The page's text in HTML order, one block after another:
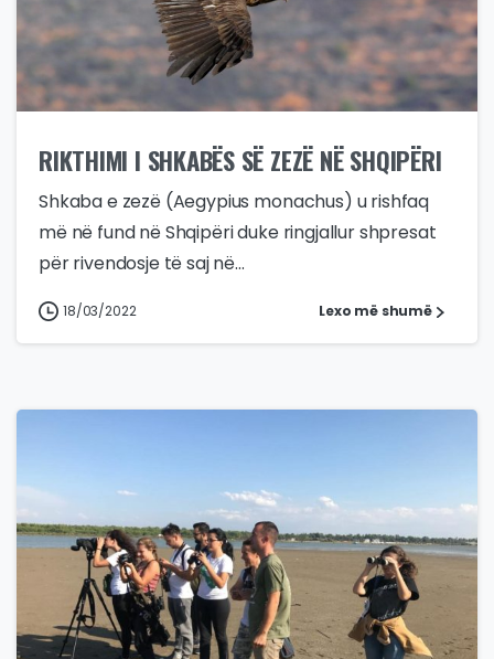
RIKTHIMI I SHKABËS SË ZEZË NË SHQIPËRI
Shkaba e zezë (Aegypius monachus) u rishfaq
më në fund në Shqipëri duke ringjallur shpresat
për rivendosje të saj në...
18/03/2022 Lexo më shumë